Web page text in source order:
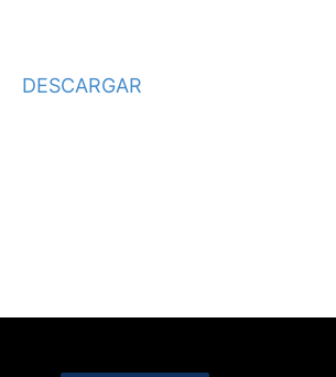
DESCARGAR